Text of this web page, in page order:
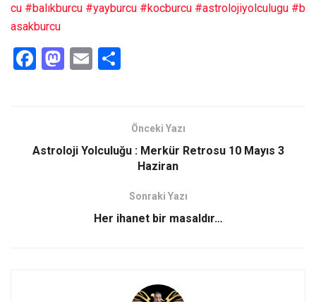
cu #balıkburcu #yayburcu #kocburcu #astrolojiyolculugu #b
asakburcu
F
o
M
d
E
Önceki Yazı
Astroloji Yolculuğu : Merkür Retrosu 10 Mayıs 3
Haziran
Sonraki Yazı
Her ihanet bir masaldır…